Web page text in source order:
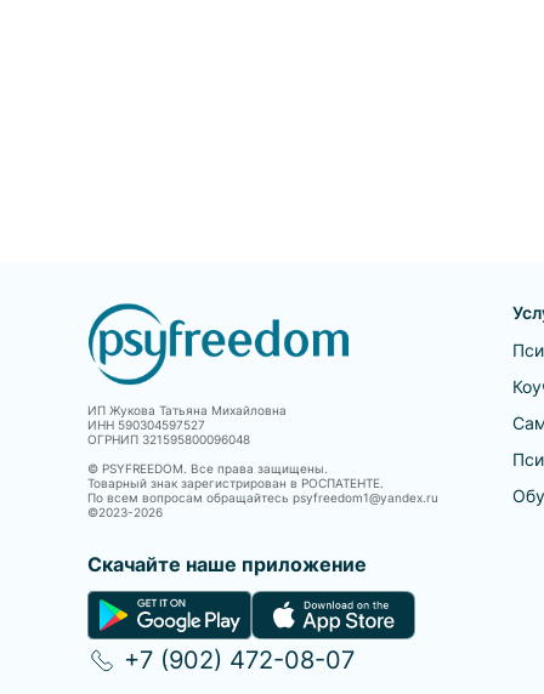
ИП Жукова Татьяна Михайловна
ИНН 590304597527
ОГРНИП 321595800096048
© PSYFREEDOM. Все права защищены.
Товарный знак зарегистрирован в РОСПАТЕНТЕ.
По всем вопросам обращайтесь psyfreedom1@yandex.ru
©2023-2026
Скачайте наше приложение
+7 (902) 472-08-07